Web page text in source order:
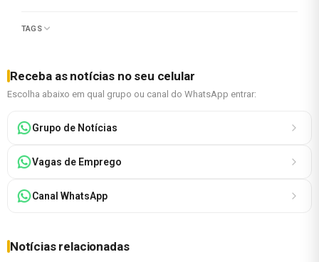
TAGS
Receba as notícias no seu celular
Escolha abaixo em qual grupo ou canal do WhatsApp entrar:
Grupo de Notícias
Vagas de Emprego
Canal WhatsApp
Notícias relacionadas